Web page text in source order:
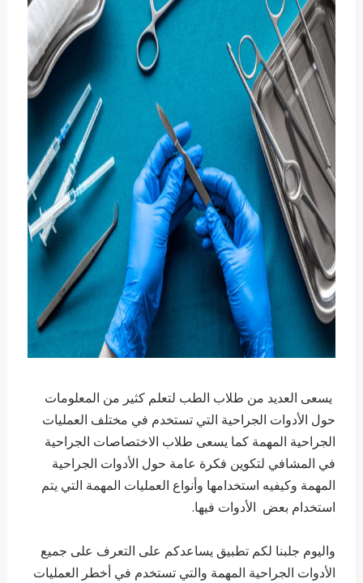
يسعى العديد من طلاب الطب لتعلم كثير من المعلومات
حول الأدوات الجراحية التي تستخدم في مختلف العمليات
الجراحية المهمة كما يسعى طلاب الاختصاصات الجراحية
في المشافي لتكوين فكرة عامة حول الأدوات الجراحية
المهمة وكيفيه استخدامها وأنواع العمليات المهمة التي يتم
استخدام بعض الأدوات فيها.
واليوم جلبنا لكم تطبيق يساعدكم على التعرف على جميع
الأدوات الجراحية المهمة والتي تستخدم في أخطر العمليات